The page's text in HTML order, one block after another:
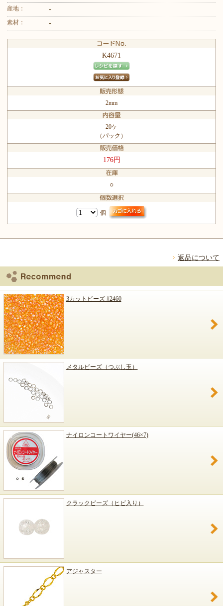
産地： -
素材： -
K4671
2mm
20ケ
（パック）
176円
○
個
返品について
3カットビーズ #2460
メタルビーズ（つぶし玉）
ナイロンコートワイヤー(46×7)
クラックビーズ（ヒビ入り）
アジャスター